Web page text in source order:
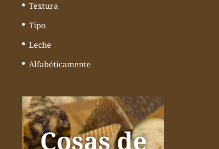
Textura
Tipo
Leche
Alfabéticamente